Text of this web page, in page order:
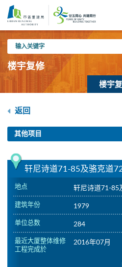
内
入
关
键
楼宇复修
楼宇
返回
其他项目
轩尼诗道71-85及骆克道
地点 轩尼诗道71-85
建筑年份 1979
单位总数 284
最近大厦整体维修
工程完成於
2016年07月